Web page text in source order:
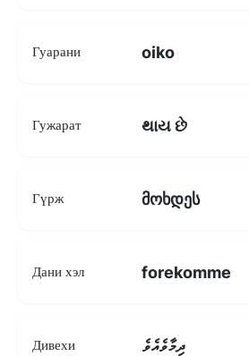
Гуарани oiko
Гужарат થાય છે
Гүрж მოხდეს
Дани хэл forekomme
Дивехи ދިމާވެއެވެ